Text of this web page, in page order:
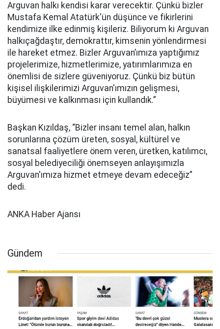
Arguvan halkı kendisi karar verecektir. Çünkü bizler
Mustafa Kemal Atatürk'ün düşünce ve fikirlerini
kendimize ilke edinmiş kişileriz. Biliyorum ki Arguvan
halkıçağdaştır, demokrattır, kimsenin yönlendirmesi
ile hareket etmez. Bizler Arguvan’ımıza yaptığımız
projelerimize, hizmetlerimize, yatırımlarımıza en
önemlisi de sizlere güveniyoruz. Çünkü biz bütün
kişisel ilişkilerimizi Arguvan'ımızın gelişmesi,
büyümesi ve kalkınması için kullandık.”
Başkan Kızıldaş, “Bizler insanı temel alan, halkın
sorunlarına çözüm üreten, sosyal, kültürel ve
sanatsal faaliyetlere önem veren, üretken, katılımcı,
sosyal belediyeciliği önemseyen anlayışımızla
Arguvan'ımıza hizmet etmeye devam edeceğiz”
dedi.
ANKA Haber Ajansı
Gündem